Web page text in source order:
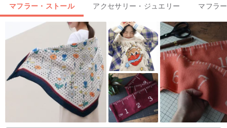
マフラー・ストール アクセサリー・ジュエリー マフラ